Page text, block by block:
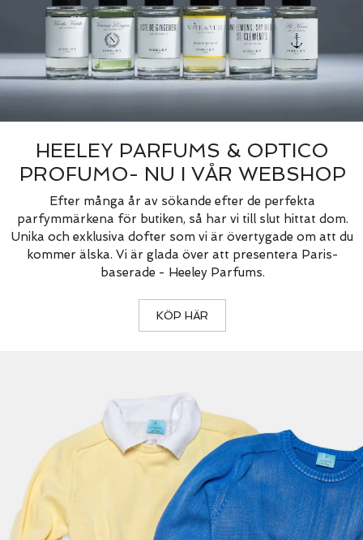
HEELEY PARFUMS & OPTICO
PROFUMO- NU I VÅR WEBSHOP
Efter många år av sökande efter de perfekta
parfymmärkena för butiken, så har vi till slut hittat dom.
Unika och exklusiva dofter som vi är övertygade om att du
kommer älska. Vi är glada över att presentera Paris-
baserade - Heeley Parfums.
KÖP HÄR